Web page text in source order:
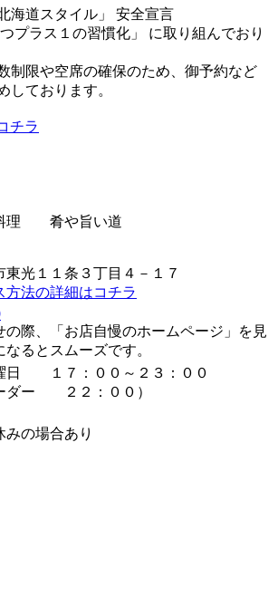
海道スタイル」 安全宣言
プラス１の習慣化」 に取り組んでおり
限や空席の確保のため、御予約など
しております。
チラ
理 肴や旨い道
東光１１条３丁目４－１７
方法の詳細はコチラ
際、「お店自慢のホームページ」を見
るとスムーズです。
日 １７：００～２３：００
ダー ２２：００）
の場合あり